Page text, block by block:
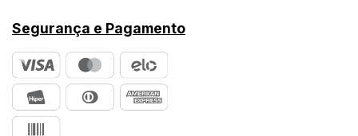
Segurança e Pagamento